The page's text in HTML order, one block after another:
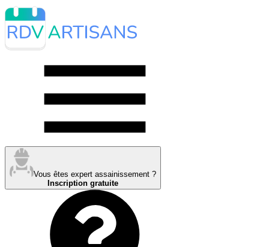
Vous êtes expert assainissement ?
Inscription gratuite